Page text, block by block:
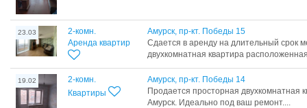
23.03
2-комн.
Аренда квартир
Амурск, пр-кт. Победы 15
Сдается в аренду на длительный срок
двухкомнатная квартира
19.02
2-комн.
Квартиры
Амурск, пр-кт. Победы 14
Продается просторная двухкомнатная
Амурск. Идеально под ваш ремонт....